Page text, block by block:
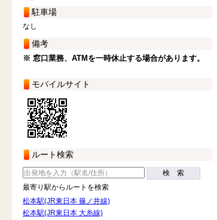
駐車場
なし
備考
※ 窓口業務、ATMを一時休止する場合があります。
モバイルサイト
ルート検索
検 索
最寄り駅からルートを検索
松本駅(JR東日本 篠ノ井線)
松本駅(JR東日本 大糸線)